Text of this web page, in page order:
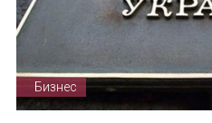
Бизнес